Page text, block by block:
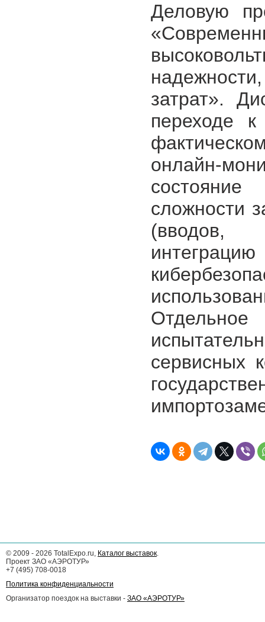
Деловую
затрат».
переходе
онлайн-
сложности
(вводов,
сервисных
© 2009 - 2026 TotalExpo.ru, Каталог выставок.
Проект ЗАО «АЭРОТУР»
+7 (495) 708-0018
Политика конфиденциальности
Организатор поездок на выставки - ЗАО «АЭРОТУР»